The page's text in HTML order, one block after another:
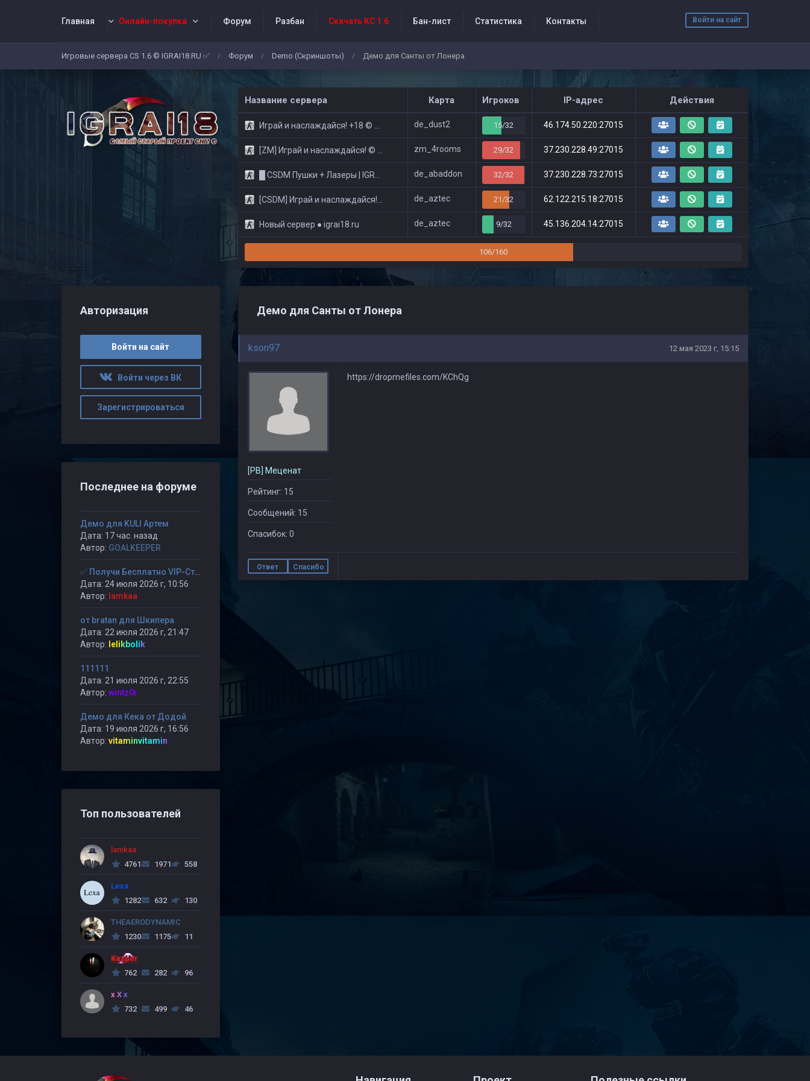
Войти на сайт
Главная Онлайн-покупка Форум Разбан Скачать КС 1.6 Бан-лист Статистика Контакты
События проекта
Игровые сервера CS 1.6 © IGRAI18.RU ✅ / Форум / Demo (Скриншоты) / Демо для Санты от Лонера
Название сервера Карта Игроков IP-адрес Действия
Играй и наслаждайся! +18 © Public de_dust2 15/32 46.174.50.220:27015
[ZM] Играй и наслаждайся! © Zombie Show zm_4rooms 29/32 37.230.228.49:27015
█ CSDM Пушки + Лазеры | IGRAI18.RU ツ █ de_abaddon 32/32 37.230.228.73:27015
[CSDM] Играй и наслаждайся! © Classic de_aztec 21/32 62.122.215.18:27015
Новый сервер ● igrai18.ru de_aztec 9/32 45.136.204.14:27015
106/160
Демо для Санты от Лонера
kson97 12 мая 2023 г, 15:15
[PB] Меценат
Рейтинг: 15
Сообщений: 15
Спасибок: 0
https://dropmefiles.com/KChQg
Ответ Спасибо
Авторизация
Войти на сайт
Войти через ВК
Зарегистрироваться
Последнее на форуме
Демо для KULI Артем
Дата: 17 час. назад
Автор: GOALKEEPER
Дата: 24 июля 2026 г, 10:56
Автор: lamkaa
от bratan для Шкипера
Дата: 22 июля 2026 г, 21:47
Автор: lelikbolik
111111
Дата: 21 июля 2026 г, 22:55
Автор: wintz0r
Демо для Кека от Додой
Дата: 19 июля 2026 г, 16:56
Автор: vitaminvitamin
Топ пользователей
lamkaa
4761
1971 558
Lexa
1282
632 130
THEAERODYNAMIC
1230
1175 11
Kasper
762
282 96
x X x
732
499 46